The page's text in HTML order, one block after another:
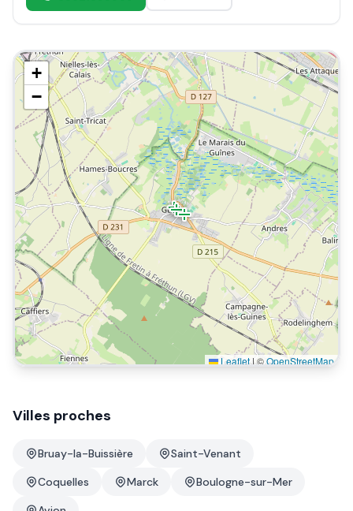
+
−
Leaflet |©OpenStreetMap
Villes proches
Bruay-la-Buissière
Saint-Venant
Coquelles
Marck
Boulogne-sur-Mer